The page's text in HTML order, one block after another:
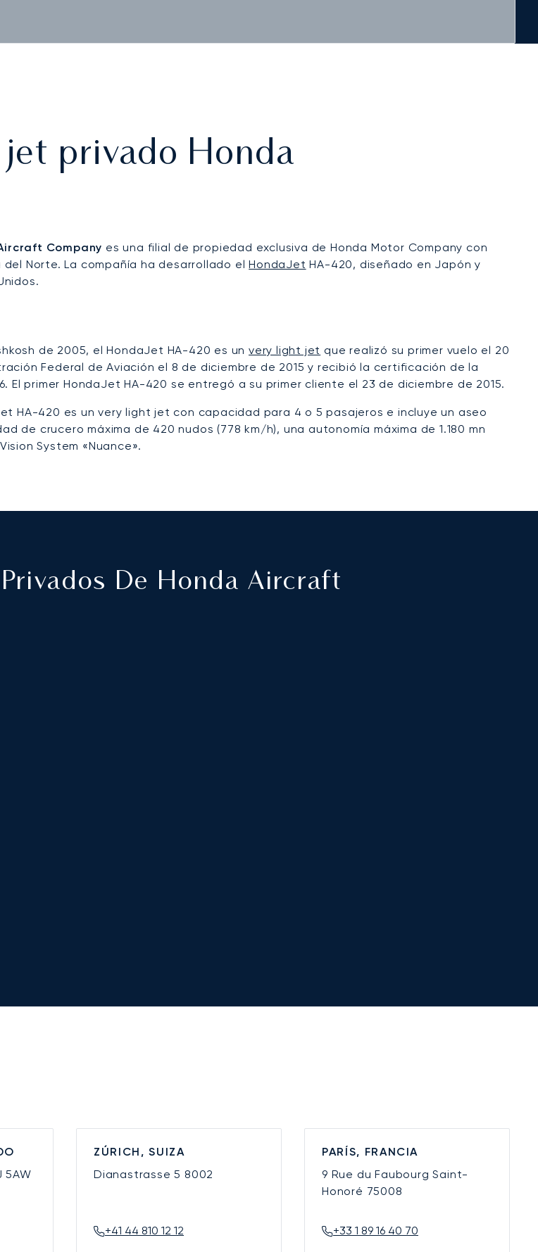
privado Honda
Company es una filial de propiedad exclusiva de Honda Motor Company con
Norte. La compañía ha desarrollado elHondaJet HA-420, diseñado en Japón y
de 2005, el HondaJet HA-420 es un very light jet que realizó su primer vuelo el 20
Federal de Aviación el 8 de diciembre de 2015 y recibió la certificación de la
El primer HondaJet HA-420 se entregó a su primer cliente el 23 de diciembre de 2015.
HA-420 es un very light jet con capacidad para 4 o 5 pasajeros e incluye un aseo
de crucero máxima de 420 nudos (778 km/h), una autonomía máxima de 1.180 mn
System «Nuance».
De Honda Aircraft
5AW
ZÚRICH, SUIZA
Dianastrasse 5 8002
+41 44 810 12 12
PARÍS, FRANCIA
9 Rue du Faubourg Saint-
Honoré 75008
+33 1 89 16 40 70